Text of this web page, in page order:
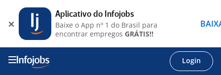
Login
Aplicativo do Infojobs
Baixe o App nº 1 do Brasil para
encontrar empregos GRÁTIS!!